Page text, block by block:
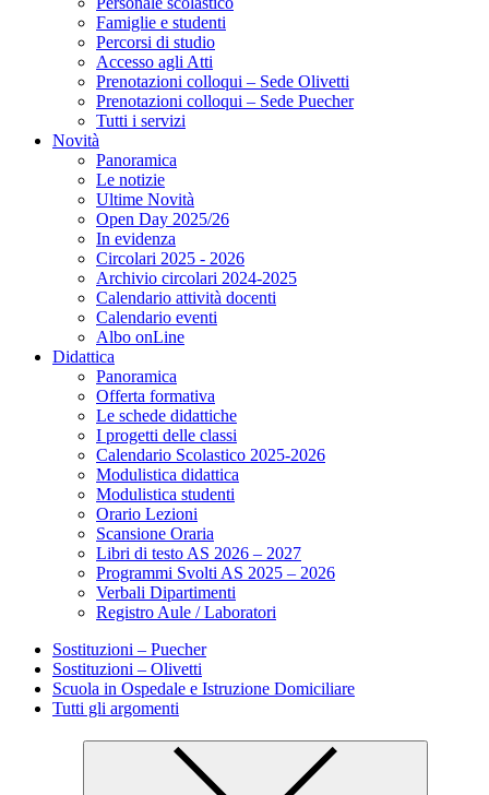
Famiglie e studenti
Percorsi di studio
Accesso agli Atti
Prenotazioni colloqui – Sede Olivetti
Prenotazioni colloqui – Sede Puecher
Tutti i servizi
Novità
Panoramica
Le notizie
Ultime Novità
Open Day 2025/26
In evidenza
Circolari 2025 - 2026
Archivio circolari 2024-2025
Calendario attività docenti
Calendario eventi
Albo onLine
Didattica
Panoramica
Offerta formativa
Le schede didattiche
I progetti delle classi
Calendario Scolastico 2025-2026
Modulistica didattica
Modulistica studenti
Orario Lezioni
Scansione Oraria
Libri di testo AS 2026 – 2027
Programmi Svolti AS 2025 – 2026
Verbali Dipartimenti
Registro Aule / Laboratori
Sostituzioni – Puecher
Sostituzioni – Olivetti
Scuola in Ospedale e Istruzione Domiciliare
Tutti gli argomenti